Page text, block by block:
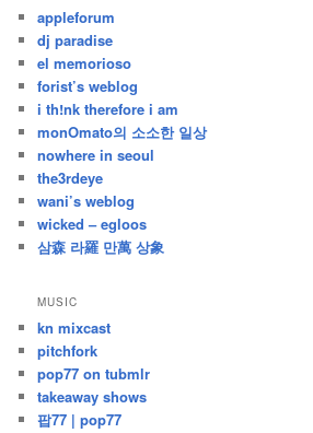
글
appleforum
dj paradise
el memorioso
forist’s weblog
i th!nk therefore i am
monOmato의 소소한 일상
nowhere in seoul
the3rdeye
wani’s weblog
wicked – egloos
삼森 라羅 만萬 상象
MUSIC
kn mixcast
pitchfork
pop77 on tubmlr
takeaway shows
팝77 | pop77